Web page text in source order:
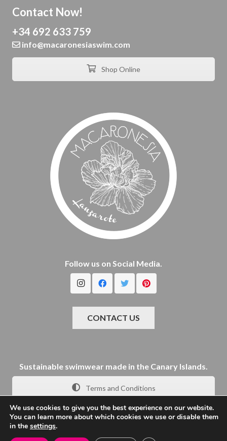
Contact Now!
+34 692 633 759
info@macaronesiaswim.com
Shop Online
Follow us on Social Media.
CONTACT US
Sustainable swimwear made in the Canary Islands.
Terms and Conditions
We use cookies to give you the best experience on our website.
You can learn more about which cookies we use or disable them
in the settings.